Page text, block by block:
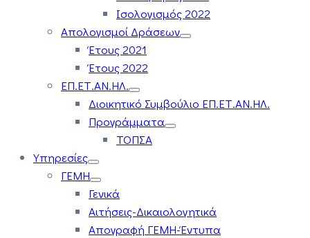
Ισολογισμός 2022
Απολογισμοί Δράσεων
Έτους 2021
Έτους 2022
ΕΠ.ΕΤ.ΑΝ.ΗΛ.
Διοικητικό Συμβούλιο ΕΠ.ΕΤ.ΑΝ.ΗΛ.
Προγράμματα
ΤΟΠΣΑ
Υπηρεσίες
ΓΕΜΗ
Γενικά
Αιτήσεις-Δικαιολογητικά
Απογραφή ΓΕΜΗ-Έντυπα